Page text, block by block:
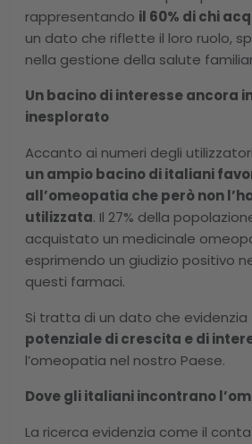
rappresentando il 60% di chi
un dato che riflette il loro ruolo,
nella gestione della salute
Un bacino di interesse ancora
inesplorato
Accanto ai numeri degli
un ampio bacino di italiani
all’omeopatia che però non
utilizzata. Il 27% della
acquistato un medicinale
esprimendo un giudizio positivo
questi farmaci.
Si tratta di un dato che evidenzia
potenziale di crescita e di
l’omeopatia nel nostro Paese.
Dove gli italiani incontrano
La ricerca evidenzia come il